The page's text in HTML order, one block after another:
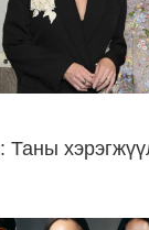
Таны